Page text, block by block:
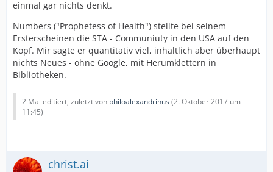
einmal gar nichts denkt.
Numbers ("Prophetess of Health") stellte bei seinem
Ersterscheinen die STA - Communiuty in den USA auf den
Kopf. Mir sagte er quantitativ viel, inhaltlich aber überhaupt
nichts Neues - ohne Google, mit Herumklettern in
Bibliotheken.
2 Mal editiert, zuletzt von philoalexandrinus(2. Oktober 2017 um
11:45)
christ.ai